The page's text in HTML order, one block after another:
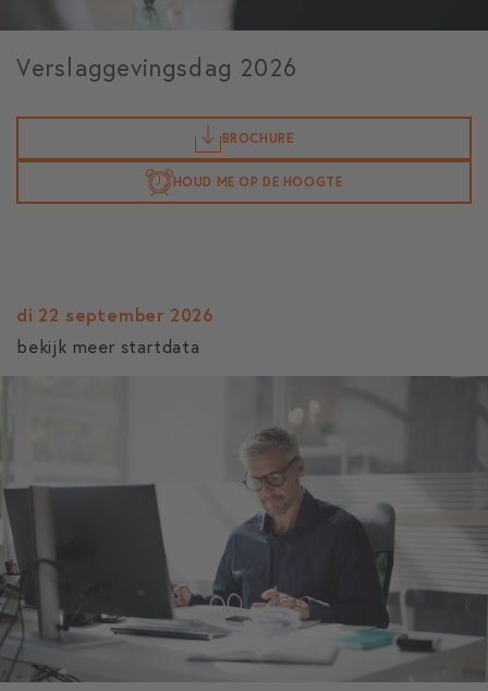
Verslaggevingsdag 2026
BROCHURE
HOUD ME OP DE HOOGTE
di 22 september 2026
bekijk meer startdata